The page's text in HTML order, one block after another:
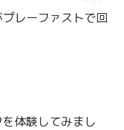
レーファストで回
体験してみまし